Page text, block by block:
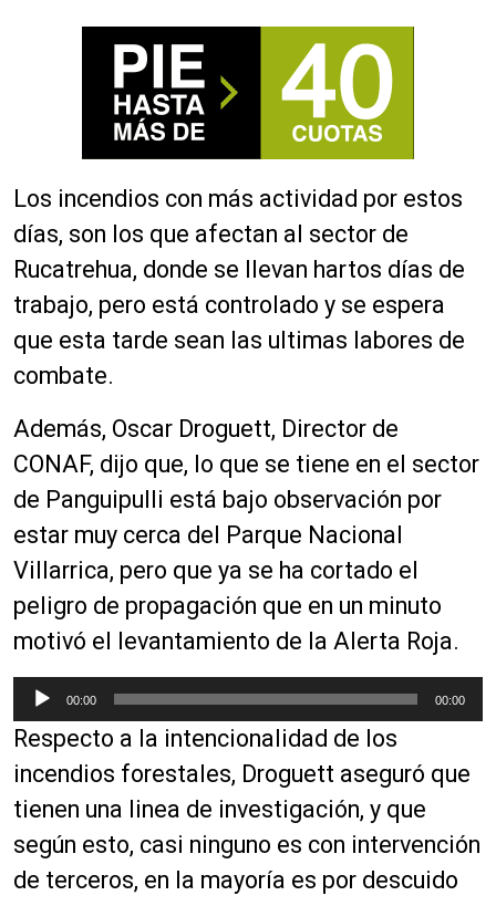
Los incendios con más actividad por estos
días, son los que afectan al sector de
Rucatrehua, donde se llevan hartos días de
trabajo, pero está controlado y se espera
que esta tarde sean las ultimas labores de
combate.
Además, Oscar Droguett, Director de
CONAF, dijo que, lo que se tiene en el sector
de Panguipulli está bajo observación por
estar muy cerca del Parque Nacional
Villarrica, pero que ya se ha cortado el
peligro de propagación que en un minuto
motivó el levantamiento de la Alerta Roja.
e
p
r
o
d
u
c
00:00 00:00
Respecto a la intencionalidad de los
incendios forestales, Droguett aseguró que
tienen una linea de investigación, y que
según esto, casi ninguno es con intervención
de terceros, en la mayoría es por descuido